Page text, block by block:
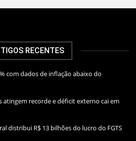
RECENTES
com dados de inflação abaixo do
atingem recorde e déficit externo cai em
distribui R$ 13 bilhões do lucro do FGTS